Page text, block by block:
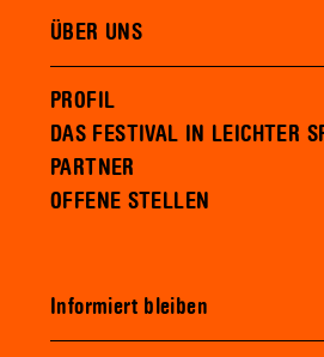
ÜBER UNS
PROFIL
DAS FESTIVAL IN LEICHTER
PARTNER
OFFENE STELLEN
Informiert bleiben